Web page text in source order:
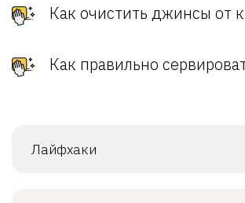
Как очистить джинсы от
Как правильно
Лайфхаки